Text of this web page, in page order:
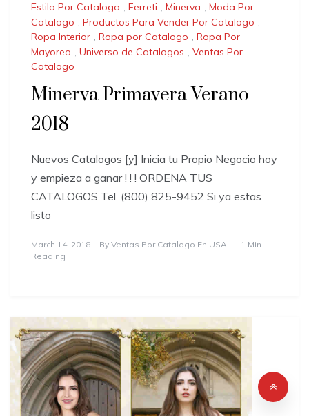
Estilo Por Catalogo , Ferreti , Minerva , Moda Por
Catalogo , Productos Para Vender Por Catalogo ,
Ropa Interior , Ropa por Catalogo , Ropa Por
Mayoreo , Universo de Catalogos , Ventas Por
Catalogo
Minerva Primavera Verano
2018
Nuevos Catalogos [y] Inicia tu Propio Negocio hoy
y empieza a ganar ! ! ! ORDENA TUS
CATALOGOS Tel. (800) 825-9452 Si ya estas
listo
March 14, 2018 By Ventas Por Catalogo En USA
1 Min
Reading